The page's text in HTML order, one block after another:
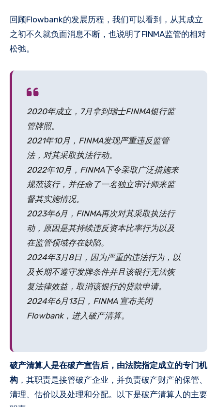
回顾Flowbank的发展历程，我们可以看到，从其成立
之初不久就负面消息不断，也说明了FINMA监管的相对
松弛。
2020年成立，7月拿到瑞士FINMA银行监
管牌照。
2021年10月，FINMA发现严重违反监管
法，对其采取执法行动。
2022年10月，FINMA下令采取广泛措施来
规范该行，并任命了一名独立审计师来监
督其实施情况。
2023年6月，FINMA再次对其采取执法行
动，原因是其持续违反资本比率行为以及
在监管领域存在缺陷。
2024年3月8日，因为严重的违法行为，以
及长期不遵守发牌条件并且该银行无法恢
复法律效益，取消该银行的贷款申请。
2024年6月13日，FINMA 宣布关闭
Flowbank，进入破产清算。
破产清算人是在破产宣告后，由法院指定成立的专门机
构 ，其职责是接管破产企业，并负责破产财产的保管、
清理、估价以及处理和分配。以下是破产清算人的主要